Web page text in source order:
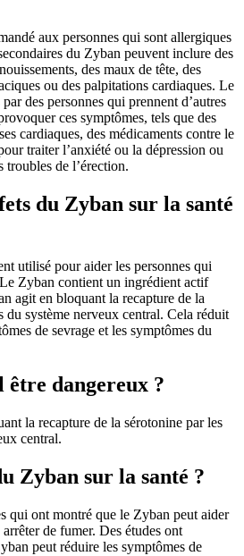
aux personnes qui sont allergiques
du Zyban peuvent inclure des
des maux de tête, des
ou des palpitations cardiaques. Le
des personnes qui prennent d’autres
ces symptômes, tels que des
cardiaques, des médicaments contre le
traiter l’anxiété ou la dépression ou
troubles de l’érection.
du Zyban sur la santé
utilisé pour aider les personnes qui
Zyban contient un ingrédient actif
agit en bloquant la recapture de la
du système nerveux central. Cela réduit
de sevrage et les symptômes du
dangereux ?
la recapture de la sérotonine par les
central.
Zyban sur la santé ?
qui ont montré que le Zyban peut aider
de fumer. Des études ont
peut réduire les symptômes de